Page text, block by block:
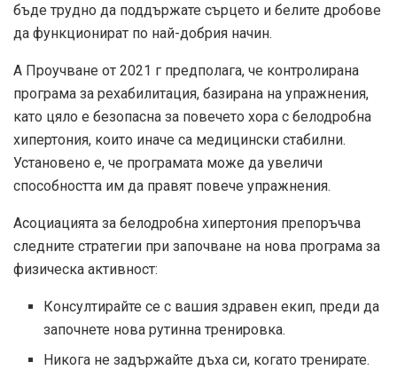
бъде трудно да поддържате сърцето и белите дробове
да функционират по най-добрия начин.
А Проучване от 2021 г предполага, че контролирана
програма за рехабилитация, базирана на упражнения,
като цяло е безопасна за повечето хора с белодробна
хипертония, които иначе са медицински стабилни.
Установено е, че програмата може да увеличи
способността им да правят повече упражнения.
Асоциацията за белодробна хипертония препоръчва
следните стратегии при започване на нова програма за
физическа активност:
Консултирайте се с вашия здравен екип, преди да
започнете нова рутинна тренировка.
Никога не задържайте дъха си, когато тренирате.